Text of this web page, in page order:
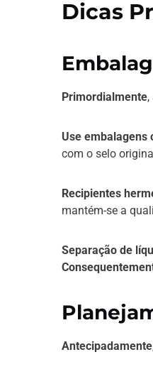
Dicas
Primordialmente
Use embalagens
com o selo
Recipientes
mantém-se a
Separação de
Antecipadamente